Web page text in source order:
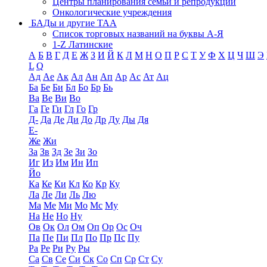
Онкологические учреждения
БАДы и другие ТАА
Список торговых названий на буквы А-Я
1-Z Латинские
А Б В Г Д Е Ж З И Й К Л М Н О П Р С Т У Ф Х Ц Ч Ш Э
L Q
Ад Ае Ак Ал Ан Ап Ар Ас Ат Ац
Ба Бе Би Бл Бо Бр Бь
Ва Ве Ви Во
Га Ге Ги Гл Го Гр
Д- Да Де Ди До Др Ду Ды Дя
Е-
Же Жи
За Зв Зд Зе Зи Зо
Иг Из Им Ин Ип
Йо
Ка Ке Ки Кл Ко Кр Ку
Ла Ле Ли Ль Лю
Ма Ме Ми Мо Мс Му
На Не Но Ну
Ов Ок Ол Ом Оп Ор Ос Оч
Па Пе Пи Пл По Пр Пс Пу
Ра Ре Ри Ру Ры
Са Св Се Си Ск Со Сп Ср Ст Су